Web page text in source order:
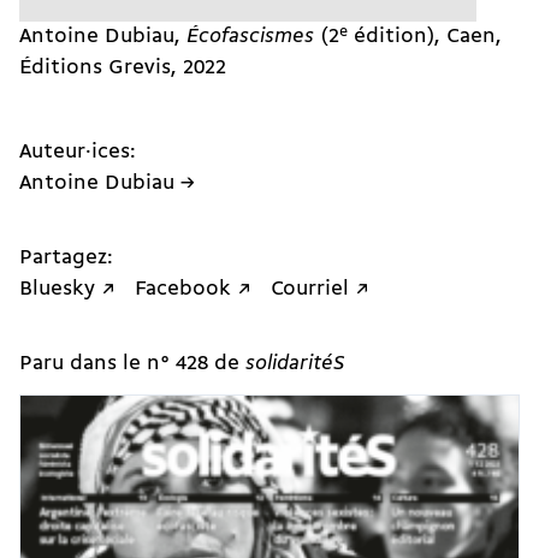
Antoine Dubiau, Écofascismes (2e édition), Caen,
Éditions Grevis, 2022
Auteur·ices:
Antoine Dubiau →
Partagez:
Bluesky ↗
Facebook ↗ Courriel ↗
Paru dans le n° 428 de solidaritéS